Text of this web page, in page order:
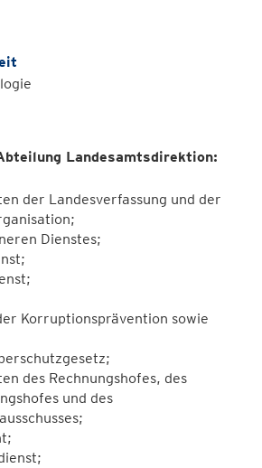
Landesamtsdirektion:
der Landesverfassung und der
Dienstes;
Korruptionsprävention sowie
des Rechnungshofes, des
und des